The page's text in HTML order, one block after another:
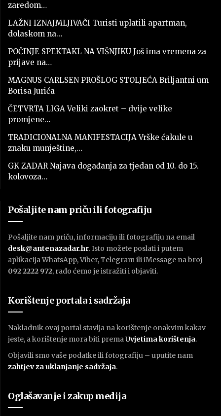
zaredom…
LAŽNI IZNAJMLJIVAČI Turisti uplatili apartman,
dolaskom na…
POČINJE SPEKTAKL NA VIŠNJIKU Još ima vremena za
prijave na…
MAGNUS CARLSEN PROŠLOG STOLJEĆA Briljantni um
Borisa Jurića
ČETVRTA LIGA Veliki zaokret – dvije velike
promjene…
TRADICIONALNA MANIFESTACIJA Vrške ćakule u
znaku munještine,…
GK ZADAR Najava događanja za tjedan od 10. do 15.
kolovoza…
Pošaljite nam priču ili fotografiju
Pošaljite nam priču, informaciju ili fotografiju na email
desk@antenazadar.hr. Isto možete poslati i putem
aplikacija WhatsApp, Viber, Telegram ili iMessage na broj
092 2222 972, rado ćemo je istražiti i objaviti.
Korištenje portala i sadržaja
Nakladnik ovaj portal stavlja na korištenje onakvim kakav
jeste, a korištenje mora biti premaUvjetima korištenja.
Objavili smo vaše podatke ili fotografiju – uputite nam
zahtjev za uklanjanje sadržaja.
Oglašavanje i zakup medija